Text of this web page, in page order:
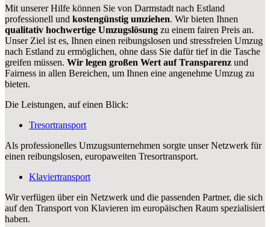
Mit unserer Hilfe können Sie von Darmstadt nach Estland
professionell und kostengünstig umziehen. Wir bieten Ihnen
qualitativ hochwertige Umzugslösung zu einem fairen Preis an.
Unser Ziel ist es, Ihnen einen reibungslosen und stressfreien Umzug
nach Estland zu ermöglichen, ohne dass Sie dafür tief in die Tasche
greifen müssen. Wir legen großen Wert auf Transparenz und
Fairness in allen Bereichen, um Ihnen eine angenehme Umzug zu
bieten.
Die Leistungen, auf einen Blick:
Tresortransport
Als professionelles Umzugsunternehmen sorgte unser Netzwerk für
einen reibungslosen, europaweiten Tresortransport.
Klaviertransport
Wir verfügen über ein Netzwerk und die passenden Partner, die sich
auf den Transport von Klavieren im europäischen Raum spezialisiert
haben.